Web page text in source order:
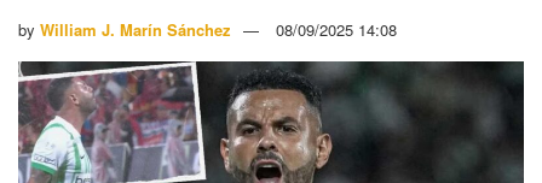
by William J. Marín Sánchez 08/09/2025 14:08